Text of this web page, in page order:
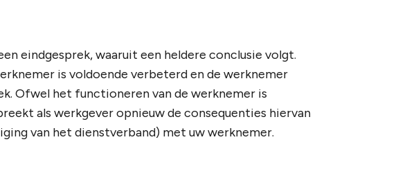
eindgesprek, waaruit een heldere conclusie volgt.
is voldoende verbeterd en de werknemer
Ofwel het functioneren van de werknemer is
als werkgever opnieuw de consequenties hiervan
van het dienstverband) met uw werknemer.